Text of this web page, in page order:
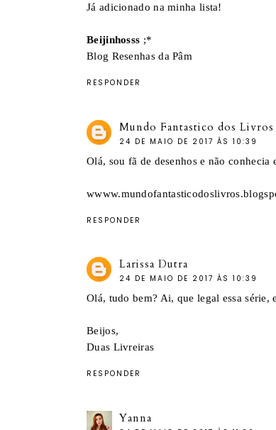
Já adicionado na minha lista!
Beijinhosss ;*
Blog Resenhas da Pâm
RESPONDER
Mundo Fantastico dos Livros
24 DE MAIO DE 2017 ÀS 10:39
Olá, sou fã de desenhos e não conhecia
RESPONDER
Larissa Dutra
24 DE MAIO DE 2017 ÀS 10:39
Olá, tudo bem? Ai, que legal essa
Beijos,
Duas Livreiras
RESPONDER
Yanna